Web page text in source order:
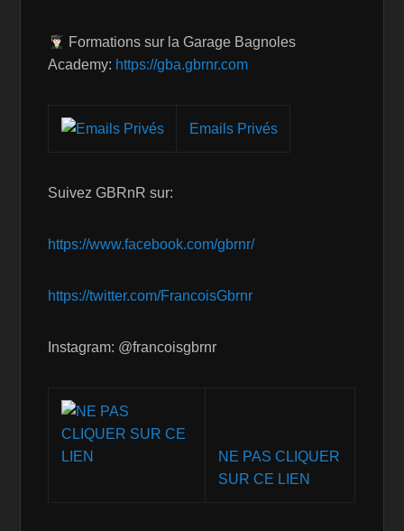
Formations sur la Garage Bagnoles
Academy: https://gba.gbrnr.com
Emails Privés
Suivez GBRnR sur:
https://www.facebook.com/gbrnr/
https://twitter.com/FrancoisGbrnr
Instagram: @francoisgbrnr
NE PAS CLIQUER
SUR CE LIEN